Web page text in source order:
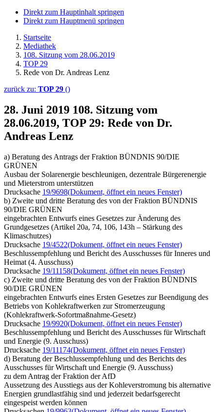
Direkt zum Hauptinhalt springen
Direkt zum Hauptmenü springen
Startseite
Mediathek
108. Sitzung vom 28.06.2019
TOP 29
Rede von Dr. Andreas Lenz
zurück zu: TOP 29 ()
28. Juni 2019 108. Sitzung vom
28.06.2019, TOP 29: Rede von Dr.
Andreas Lenz
a) Beratung des Antrags der Fraktion BÜNDNIS 90/DIE
GRÜNEN
Ausbau der Solarenergie beschleunigen, dezentrale Bürgerenergie
und Mieterstrom unterstützen
Drucksache 19/9698(Dokument, öffnet ein neues Fenster)
b) Zweite und dritte Beratung des von der Fraktion BÜNDNIS
90/DIE GRÜNEN
eingebrachten Entwurfs eines Gesetzes zur Änderung des
Grundgesetzes (Artikel 20a, 74, 106, 143h – Stärkung des
Klimaschutzes)
Drucksache 19/4522(Dokument, öffnet ein neues Fenster)
Beschlussempfehlung und Bericht des Ausschusses für Inneres und
Heimat (4. Ausschuss)
Drucksache 19/11158(Dokument, öffnet ein neues Fenster)
c) Zweite und dritte Beratung des von der Fraktion BÜNDNIS
90/DIE GRÜNEN
eingebrachten Entwurfs eines Ersten Gesetzes zur Beendigung des
Betriebs von Kohlekraftwerken zur Stromerzeugung
(Kohlekraftwerk-Sofortmaßnahme-Gesetz)
Drucksache 19/9920(Dokument, öffnet ein neues Fenster)
Beschlussempfehlung und Bericht des Ausschusses für Wirtschaft
und Energie (9. Ausschuss)
Drucksache 19/11174(Dokument, öffnet ein neues Fenster)
d) Beratung der Beschlussempfehlung und des Berichts des
Ausschusses für Wirtschaft und Energie (9. Ausschuss)
zu dem Antrag der Fraktion der AfD
Aussetzung des Ausstiegs aus der Kohleverstromung bis alternative
Energien grundlastfähig sind und jederzeit bedarfsgerecht
eingespeist werden können